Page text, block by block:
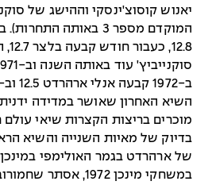
יאנוש קוסוצ'ינסקי וההישג של
מוכרים בריצות הקצרות שיאי
בדיוק של מאיות השנייה והשיא
במשחקי מינכן 1972,